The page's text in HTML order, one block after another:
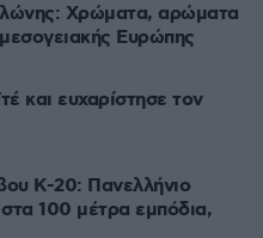
Xρώματα, αρώματα
Ευρώπης
και ευχαρίστησε τον
Κ-20: Πανελλήνιο
100 μέτρα εμπόδια,